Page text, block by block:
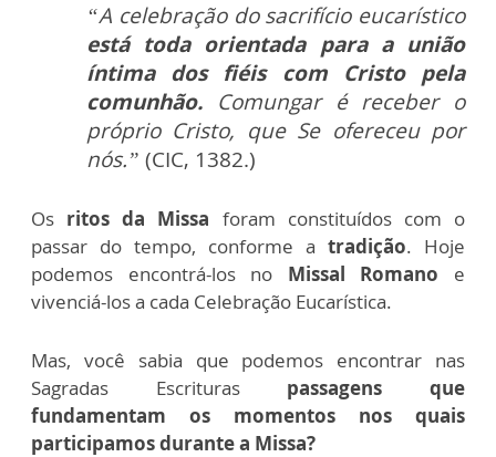
“A celebração do sacrifício eucarístico
está toda orientada para a união
íntima dos fiéis com Cristo pela
comunhão. Comungar é receber o
próprio Cristo, que Se ofereceu por
nós.” (CIC, 1382.)
Os ritos da Missa foram constituídos com o
passar do tempo, conforme a tradição. Hoje
podemos encontrá-los no Missal Romano e
vivenciá-los a cada Celebração Eucarística.
Mas, você sabia que podemos encontrar nas
Sagradas Escrituras passagens que
fundamentam os momentos nos quais
participamos durante a Missa?